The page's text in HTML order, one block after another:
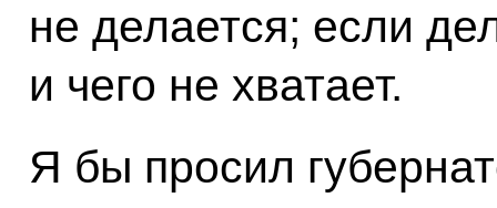
не делается; если
и чего не хватает.
Я бы просил